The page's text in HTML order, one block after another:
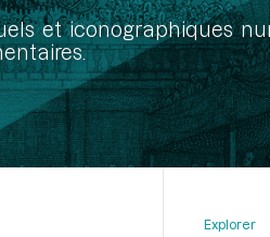
et iconographiques
Explorer